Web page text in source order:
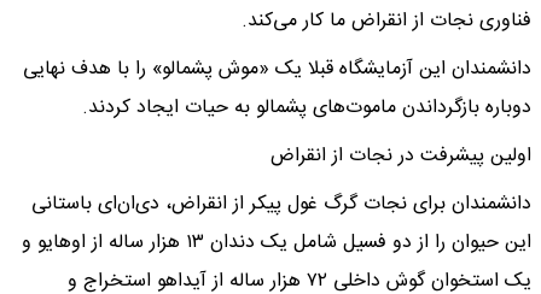
فناوری نجات از انقراض ما کار می‌کند.
دانشمندان این آزمایشگاه قبلا یک «موش پشمالو» را با هدف نهایی
دوباره بازگرداندن ماموت‌های پشمالو به حیات ایجاد کردند.
اولین پیشرفت در نجات از انقراض
دانشمندان برای نجات گرگ غول پیکر از انقراض، دی‌ان‌ای باستانی
این حیوان را از دو فسیل شامل یک دندان ۱۳ هزار ساله از اوهایو و
یک استخوان گوش داخلی ۷۲ هزار ساله از آیداهو استخراج و